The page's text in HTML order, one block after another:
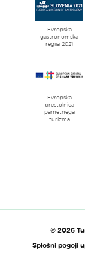
Evropska
gastronomska
regija 2021
Evropska
prestolnica
pametnega
turizma
© 2026
Splošni pogoji